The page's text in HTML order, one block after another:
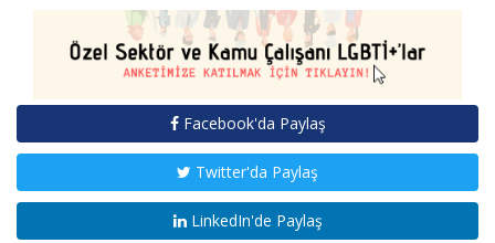
Facebook'da Paylaş
Twitter'da Paylaş
LinkedIn'de Paylaş